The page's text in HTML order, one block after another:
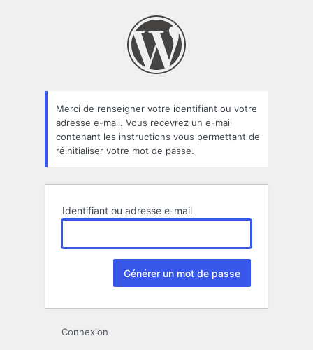
oublié
Merci de renseigner votre identifiant ou votre
adresse e-mail. Vous recevrez un e-mail
contenant les instructions vous permettant de
réinitialiser votre mot de passe.
Identifiant ou adresse e-mail
Connexion